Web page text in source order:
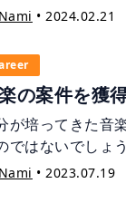
特に近年ではオ
です。 そんな中
ェッショナルを
注しているのか
になる方も多い
Nami •2024.02.21
の案件を獲
が培ってきた音
ではないでしょ
な手段がありま
Nami •2023.07.19